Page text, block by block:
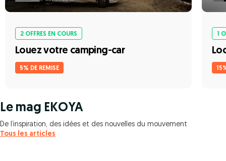
2 OFFRES EN COURS
Louez votre camping-car
5% DE REMISE
1
Le mag EKOYA
De l’inspiration, des idées et des nouvelles du mouvement
Tous les articles